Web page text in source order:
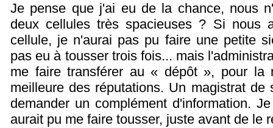
Je pense que j'ai eu de la chance, nous
deux cellules très spacieuses ? Si nous
cellule, je n'aurai pas pu faire une petite
pas eu à tousser trois fois... mais
me faire transférer au « dépôt », pour
meilleure des réputations. Un magistrat
demander un complément d'information.
aurait pu me faire tousser, juste avant de le